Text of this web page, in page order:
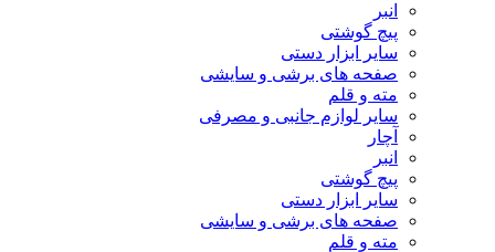
انبر
پیچ گوشتی
سایر ابزار دستی
صفحه های برشی و سایشی
مته و قلم
سایر لوازم جانبی و مصرفی
آچار
انبر
پیچ گوشتی
سایر ابزار دستی
صفحه های برشی و سایشی
مته و قلم